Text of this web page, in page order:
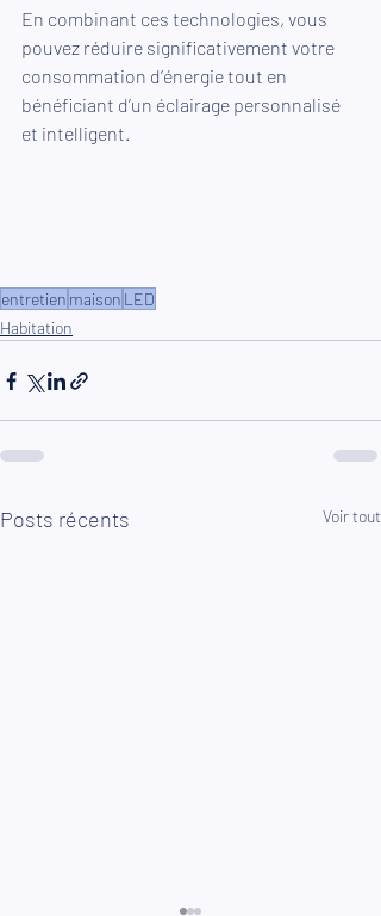
En combinant ces technologies, vous
pouvez réduire significativement votre
consommation d’énergie tout en
bénéficiant d’un éclairage personnalisé
et intelligent.
entretien maison LED
Habitation
Posts récents Voir tout